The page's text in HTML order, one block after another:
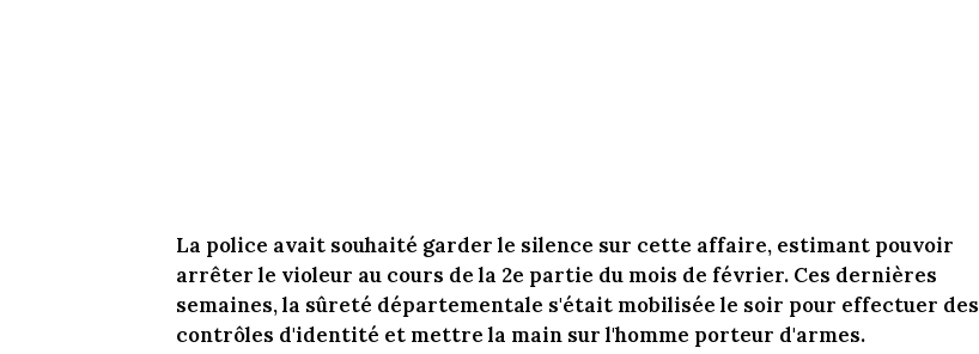
La police avait souhaité garder le silence sur cette affaire, estimant pouvoir
arrêter le violeur au cours de la 2e partie du mois de février. Ces dernières
semaines, la sûreté départementale s'était mobilisée le soir pour effectuer des
contrôles d'identité et mettre la main sur l'homme porteur d'armes.